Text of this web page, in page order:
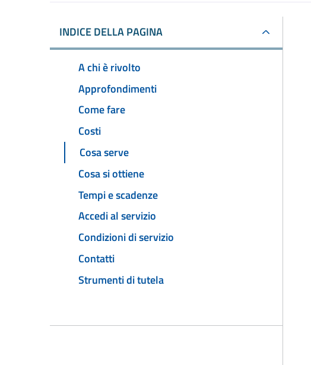
INDICE DELLA PAGINA
A chi è rivolto
Approfondimenti
Come fare
Costi
Cosa serve
Cosa si ottiene
Tempi e scadenze
Accedi al servizio
Condizioni di servizio
Contatti
Strumenti di tutela